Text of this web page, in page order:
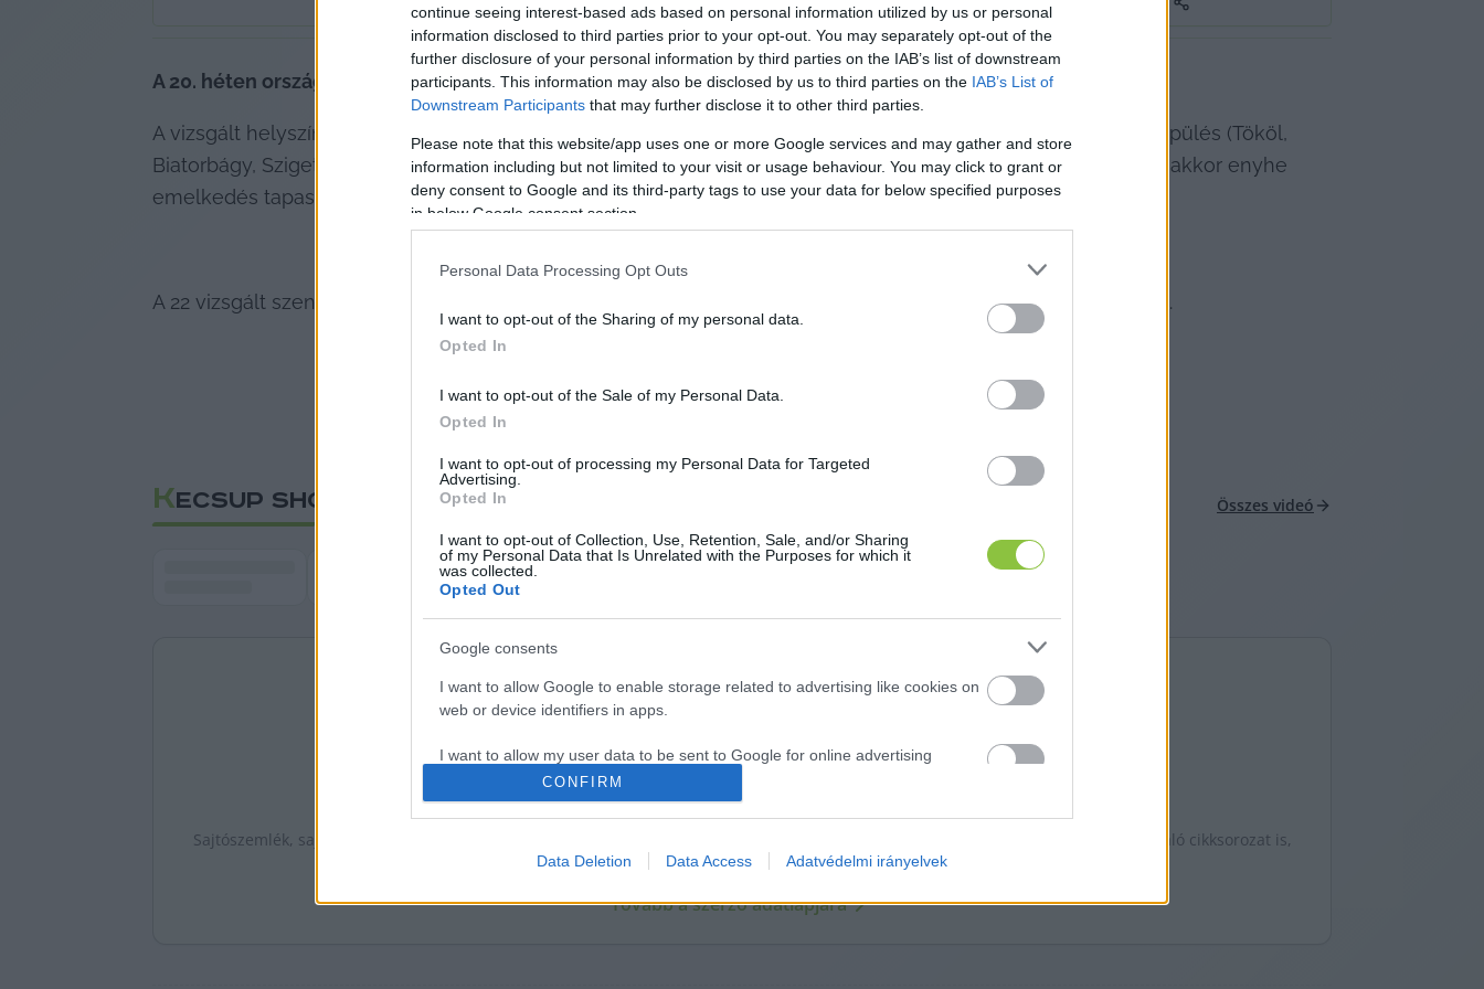
continue seeing interest-based ads based on personal information utilized by us or personal
information disclosed to third parties prior to your opt-out. You may separately opt-out of the
further disclosure of your personal information by third parties on the IAB’s list of downstream
participants. This information may also be disclosed by us to third parties on the IAB’s List of
Downstream Participants that may further disclose it to other third parties.
Please note that this website/app uses one or more Google services and may gather and store
information including but not limited to your visit or usage behaviour. You may click to grant or
deny consent to Google and its third-party tags to use your data for below specified purposes
in below Google consent section.
Personal Data Processing Opt Outs
I want to opt-out of the Sharing of my personal data.
Opted In
I want to opt-out of the Sale of my Personal Data.
Opted In
I want to opt-out of processing my Personal Data for Targeted
Advertising.
Opted In
I want to opt-out of Collection, Use, Retention, Sale, and/or Sharing
of my Personal Data that Is Unrelated with the Purposes for which it
was collected.
Opted Out
Google consents
I want to allow Google to enable storage related to advertising like cookies on
web or device identifiers in apps.
I want to allow my user data to be sent to Google for online advertising
I want to allow Google to send me personalized advertising.
web or device identifiers in apps.
CONFIRM
Data Deletion Data Access Adatvédelmi irányelvek
A 20. héten országos szinten tovább csökkent a szennyvíz átlagos koronavírus-koncentrációja.
A vizsgált helyszínek közül Szeged, Szekszárd, Szolnok, Zalaegerszeg, valamint az öt Budapest környéki település (Tököl,
Biatorbágy, Szigetszentmiklós, Budakeszi, Százhalombatta) közös mintája mutat csökkenő tendenciát, ugyanakkor enyhe
emelkedés tapasztalható Székesfehérváron és Tatabányán.
A 22 vizsgált szennyvíz-minta közül 11-nél alacsony, 11-nél mérsékelt koronavírus-koncentráció volt mérhető.
KECSUP SHORTS Összes videó
HírösEmbör
Sajtószemlék, saját anyagok és markáns közéleti témák szerzője. Nevéhez fűződik a Szemereyné Pataki Klaudia alkalmasságát vizsgáló cikksorozat is,
amely komoly visszhangot váltott ki Kecskeméten.
Tovább a szerző adatlapjára